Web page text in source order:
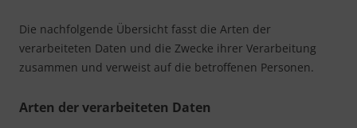
Die nachfolgende Übersicht fasst die Arten der
verarbeiteten Daten und die Zwecke ihrer Verarbeitung
zusammen und verweist auf die betroffenen Personen.
Arten der verarbeiteten Daten